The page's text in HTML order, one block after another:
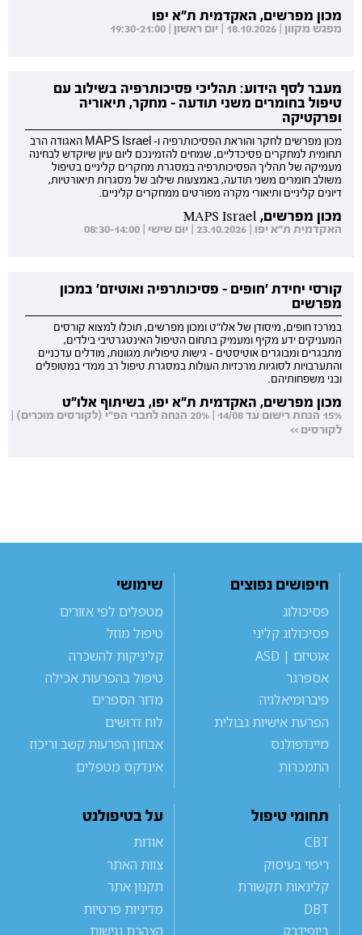
מכון מפרשים, האקדמית ת"א יפו
מפגש מקוון | 18.10.2026 | יום ראשון | 19:30-21:00
מעבר לסף הידוע: תהליכי פסיכותרפיה בשילוב עם
טיפול בחומרים משני תודעה - מחקר, תיאוריה
ופרקטיקה
מכון מפרשים לחקר והוראת הפסיכותרפיה ו- MAPS Israel האגודה הרב
תחומית למחקרים פסיכדליים, שמחים להזמינכם ליום עיון שיוקדש לבחינה
מעמיקה של תהליך הפסיכותרפיה במסגרת מחקרים קליניים בטיפול
משולב חומרים משני תודעה, באמצעות שילוב של מסגרות תיאורטיות,
דיונים קליניים ותיאורי מקרה מפורטים ממחקרים קליניים.
מכון מפרשים, MAPS Israel
האקדמית ת"א יפו | 23.10.2026 | יום שישי | 08:30-14:00
קורסי יחידת 'חופים - פסיכותרפיה ואוטיזם' במכון
מפרשים
במרכז חופים, מיסודן של אלו"ט ומכון מפרשים, תוכלו למצוא קורסים
המעניקים ידע מקיף ומעמיק בתחום הטיפול האינטגרטיבי בילדים,
מתבגרים ומבוגרים אוטיסטים - גישות טיפוליות מגוונות, מודלים עדכניים
והתערבויות לסוגיות מרכזיות העולות במסגרת טיפול רב ממדי במטופלים
ובני משפחותיהם.
מכון מפרשים, האקדמית ת"א יפו, בשיתוף אלו"ט
15% הנחת רישום עד 14/08 | 20% הנחה לחברי הפ"י (לקורסים מוכרים) |
לקורסים >>
חיפושים נפוצים
פסיכולוג
פסיכולוג קליני
אוטיזם | ASD
אספרגר
פיברומיאלגיה
הפרעת אישיות גבולית
מיינדפולנס
התמכרות
שימושי
מטפלים לפי אזורים
טיפול מוזל
קליניקות להשכרה
טיפול בהפרעות אכילה
מדור הספרים
לוח דרושים
אבחון הפרעות קשב וריכוז
אינדקס מטפלים
תחומי טיפול
CBT
ריפוי בעיסוק
קלינאות תקשורת
DBT
ביופידבק
על בטיפולנט
אודות
צוות האתר
תקנון אתר
מדיניות פרטיות
הצהרת נגישות